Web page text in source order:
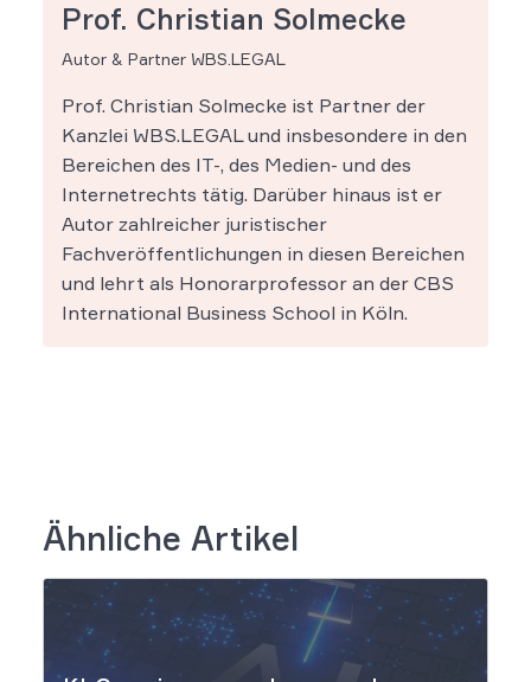
Prof. Christian Solmecke
Autor & Partner WBS.LEGAL
Prof. Christian Solmecke ist Partner der
Kanzlei WBS.LEGAL und insbesondere in den
Bereichen des IT-, des Medien- und des
Internetrechts tätig. Darüber hinaus ist er
Autor zahlreicher juristischer
Fachveröffentlichungen in diesen Bereichen
und lehrt als Honorarprofessor an der CBS
International Business School in Köln.
Ähnliche Artikel